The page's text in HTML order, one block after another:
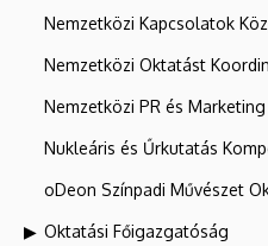
Nemzetközi Kapcsolatok
Nemzetközi Oktatást
Nemzetközi PR és
Nukleáris és Űrkutatás
oDeon Színpadi Művészet
Oktatási Főigazgatóság